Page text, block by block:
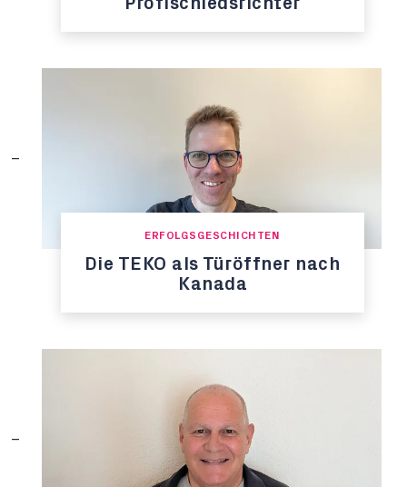
ERFOLGSGESCHICHTEN
Die TEKO als Türöffner nach
Kanada